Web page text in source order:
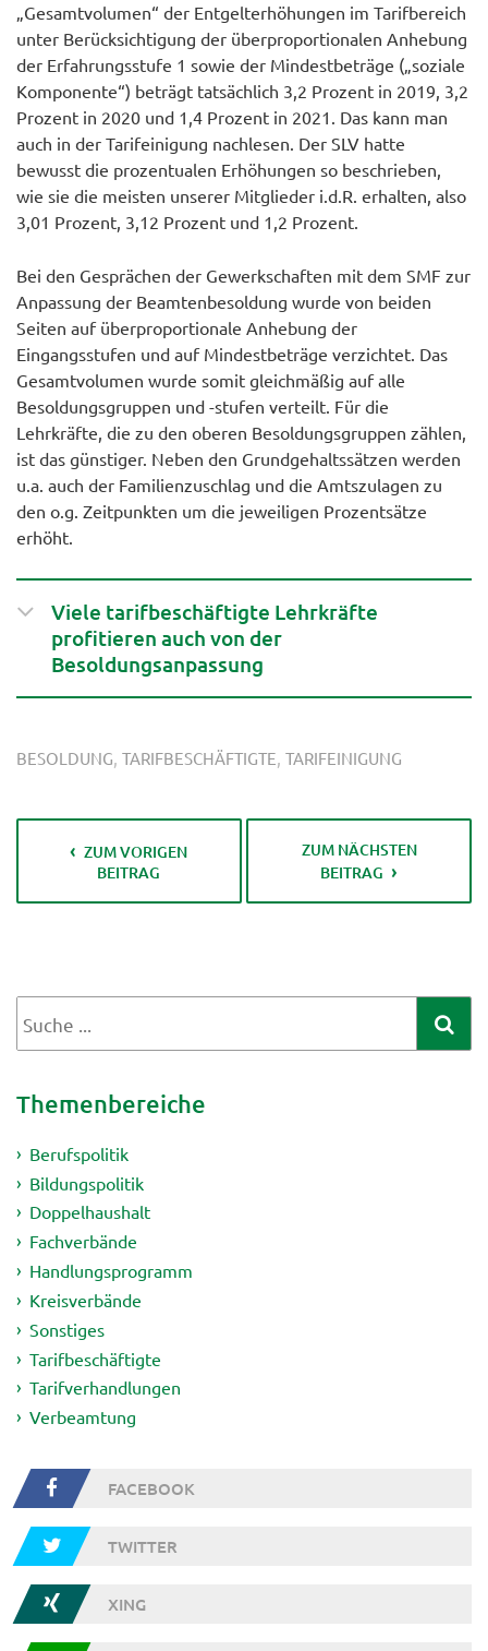
„Gesamtvolumen“ der Entgelterhöhungen im Tarifbereich
unter Berücksichtigung der überproportionalen Anhebung
der Erfahrungsstufe 1 sowie der Mindestbeträge („soziale
Komponente“) beträgt tatsächlich 3,2 Prozent in 2019, 3,2
Prozent in 2020 und 1,4 Prozent in 2021. Das kann man
auch in der Tarifeinigung nachlesen. Der SLV hatte
bewusst die prozentualen Erhöhungen so beschrieben,
wie sie die meisten unserer Mitglieder i.d.R. erhalten, also
3,01 Prozent, 3,12 Prozent und 1,2 Prozent.
Bei den Gesprächen der Gewerkschaften mit dem SMF zur
Anpassung der Beamtenbesoldung wurde von beiden
Seiten auf überproportionale Anhebung der
Eingangsstufen und auf Mindestbeträge verzichtet. Das
Gesamtvolumen wurde somit gleichmäßig auf alle
Besoldungsgruppen und -stufen verteilt. Für die
Lehrkräfte, die zu den oberen Besoldungsgruppen zählen,
ist das günstiger. Neben den Grundgehaltssätzen werden
u.a. auch der Familienzuschlag und die Amtszulagen zu
den o.g. Zeitpunkten um die jeweiligen Prozentsätze
erhöht.
Viele tarifbeschäftigte Lehrkräfte
profitieren auch von der
Besoldungsanpassung
BESOLDUNG, TARIFBESCHÄFTIGTE, TARIFEINIGUNG
ZUM VORIGEN
BEITRAG
ZUM NÄCHSTEN
BEITRAG
Themenbereiche
Berufspolitik
Bildungspolitik
Doppelhaushalt
Fachverbände
Handlungsprogramm
Kreisverbände
Sonstiges
Tarifbeschäftigte
Tarifverhandlungen
Verbeamtung
FACEBOOK
TWITTER
XING